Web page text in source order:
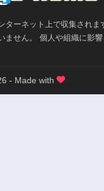
ターネット上で収集され
ません。 個人や組織に影
- Made with